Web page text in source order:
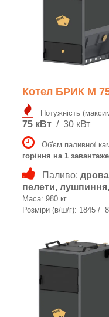
Котел БРИК M
Потужність
75 кВт / 30 кВт
Об'єм паливної
горіння на 1
Паливо:
пелети,
Маса: 980 кг
Розміри (в/ш/г): 1845 /